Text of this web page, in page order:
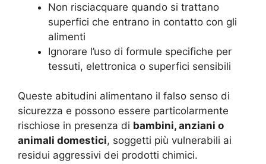
Non risciacquare quando si trattano
superfici che entrano in contatto con gli
alimenti
Ignorare l’uso di formule specifiche per
tessuti, elettronica o superfici sensibili
Queste abitudini alimentano il falso senso di
sicurezza e possono essere particolarmente
rischiose in presenza di bambini, anziani o
animali domestici, soggetti più vulnerabili ai
residui aggressivi dei prodotti chimici.